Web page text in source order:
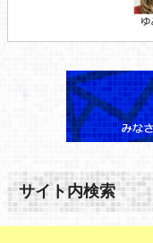
サイト内検索